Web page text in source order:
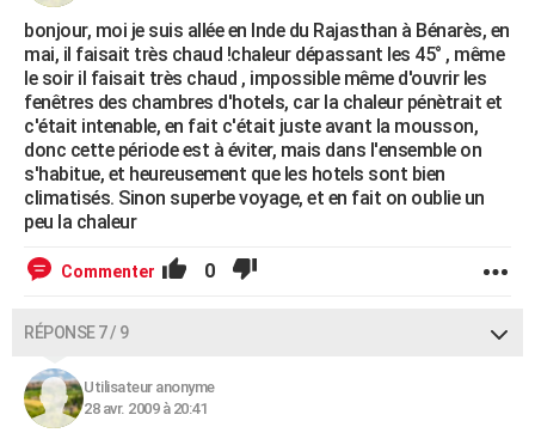
bonjour, moi je suis allée en Inde du Rajasthan à Bénarès, en
mai, il faisait très chaud !chaleur dépassant les 45° , même
le soir il faisait très chaud , impossible même d'ouvrir les
fenêtres des chambres d'hotels, car la chaleur pénètrait et
c'était intenable, en fait c'était juste avant la mousson,
donc cette période est à éviter, mais dans l'ensemble on
s'habitue, et heureusement que les hotels sont bien
climatisés. Sinon superbe voyage, et en fait on oublie un
peu la chaleur
Commenter 0
RÉPONSE 7 / 9
Utilisateur anonyme
28 avr. 2009 à 20:41